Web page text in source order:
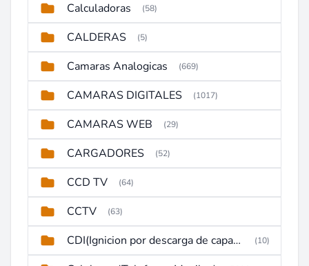
Calculadoras (58)
CALDERAS (5)
Camaras Analogicas (669)
CAMARAS DIGITALES (1017)
CAMARAS WEB (29)
CARGADORES (52)
CCD TV (64)
CCTV (63)
CDI(Ignicion por descarga de capacitor) (10)